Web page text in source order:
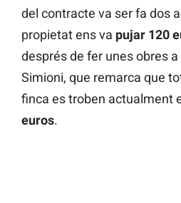
del contracte va ser fa dos
propietat ens va pujar 120
després de fer unes obres a
Simioni, que remarca que
finca es troben actualment
euros.